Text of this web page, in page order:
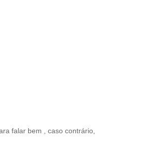
falar bem , caso contrário,